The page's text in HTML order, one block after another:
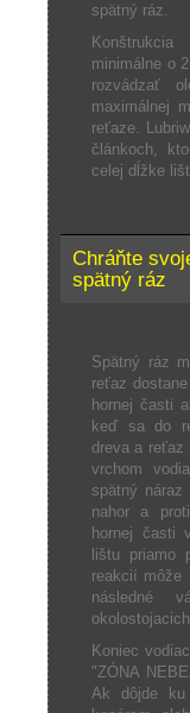
spätný ráz.
minimálne o
rozvádzať
maximálnej
reťaze.
článkoch,
celej dĺžke
Chráňte
spätný ráz
Spätný ráz
reťaz
hornej časti
keď sa do
dreva a reťaz
vrchom
spätný
nahor a
hornej časti
lištu priamo
reakcií môže
následné
Koniec
"ZÓNA
Ak dôjde ku